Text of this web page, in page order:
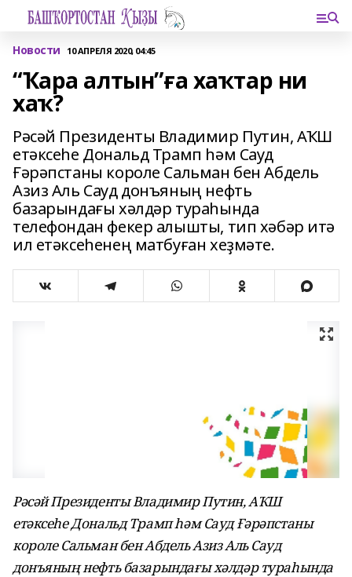
Новости 10 АПРЕЛЯ 2020, 04:45
“Ҡара алтын”ға хаҡтар ни
хаҡ?
Рәсәй Президенты Владимир Путин, АҠШ
етәксеһе Дональд Трамп һәм Сауд
Ғәрәпстаны короле Сальман бен Абдель
Азиз Аль Сауд донъяның нефть
базарындағы хәлдәр тураһында
телефондан фекер алышты, тип хәбәр итә
ил етәксеһенең матбуған хеҙмәте.
Рәсәй Президенты Владимир Путин, АҠШ
етәксеһе Дональд Трамп һәм Сауд Ғәрәпстаны
короле Сальман бен Абдель Азиз Аль Сауд
донъяның нефть базарындағы хәлдәр тураһында